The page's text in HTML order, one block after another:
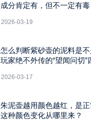
成分肯定有，但不一定有毒
2026-03-19
怎么判断紫砂壶的泥料是
玩家绝不外传的“望闻问切”
2026-03-17
朱泥壶越用颜色越红，是正
这种颜色变化从哪里来？